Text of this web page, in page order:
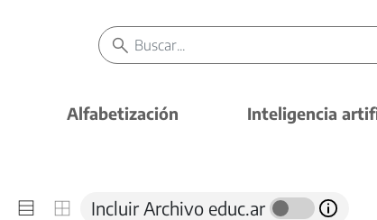
Alfabetización Inteligencia
Incluir Archivo educ.ar